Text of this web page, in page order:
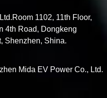
1102, 11th Floor,
4th Road, Dongkeng
Shenzhen, Shina.
Mida EV Power Co., Ltd.